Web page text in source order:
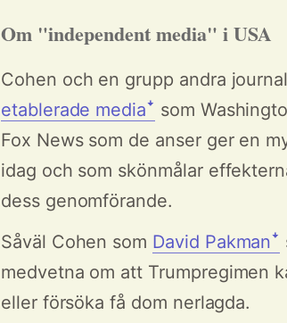
Om "independent media" i USA
Cohen och en grupp andra
etablerade mediaꜜ som
Fox News som de anser ger en
idag och som skönmålar
dess genomförande.
Såväl Cohen som David Pakmanꜜ
medvetna om att Trumpregimen
eller försöka få dom nerlagda.